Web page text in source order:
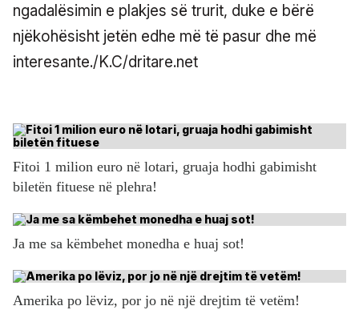
ngadalësimin e plakjes së trurit, duke e bërë
njëkohësisht jetën edhe më të pasur dhe më
interesante./K.C/dritare.net
Fitoi 1 milion euro në lotari, gruaja hodhi gabimisht
biletën fituese në plehra!
Ja me sa këmbehet monedha e huaj sot!
Amerika po lëviz, por jo në një drejtim të vetëm!